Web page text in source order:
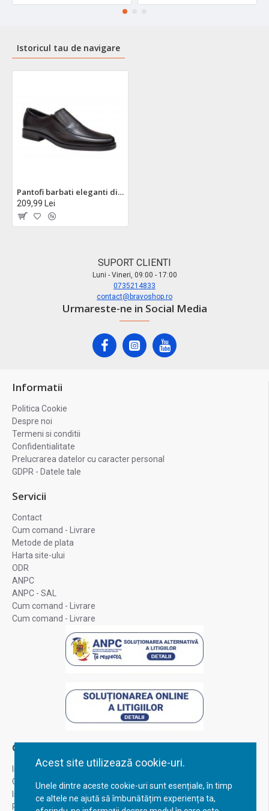
Acest site utilizează cookie-uri.
Unele dintre aceste cookie-uri sunt esențiale, în timp
ce altele ne ajută să îmbunătățim experiența ta,
Istoricul tau de navigare
Pantofi barbati eleganti din piele naturala, cu elastic, GKR48N
209,99 Lei
SUPORT CLIENTI
Luni - Vineri, 09:00 - 17:00
0735214833
contact@bravoshop.ro
Urmareste-ne in Social Media
Informatii
Politica Cookie
Despre noi
Termeni si conditii
Confidentialitate
Prelucrarea datelor cu caracter personal
GDPR - Datele tale
Servicii
Contact
Cum comand - Livrare
Metode de plata
Harta site-ului
ODR
ANPC
ANPC - SAL
Cum comand - Livrare
Cum comand - Livrare
Contul Meu
Inregistrare
Contul meu
Istoric comenzi
Recuperare parola